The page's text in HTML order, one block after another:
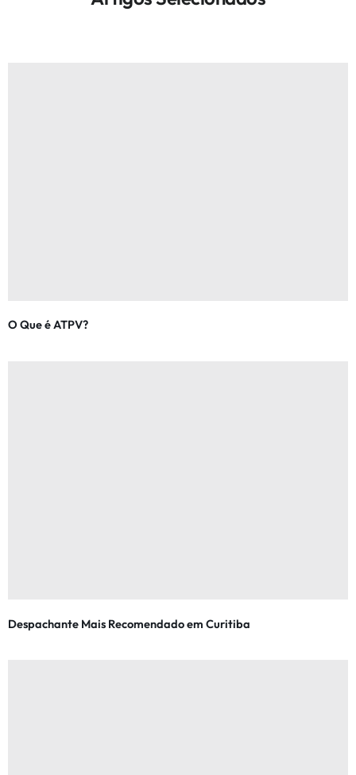
O Que é ATPV?
Despachante Mais Recomendado em Curitiba